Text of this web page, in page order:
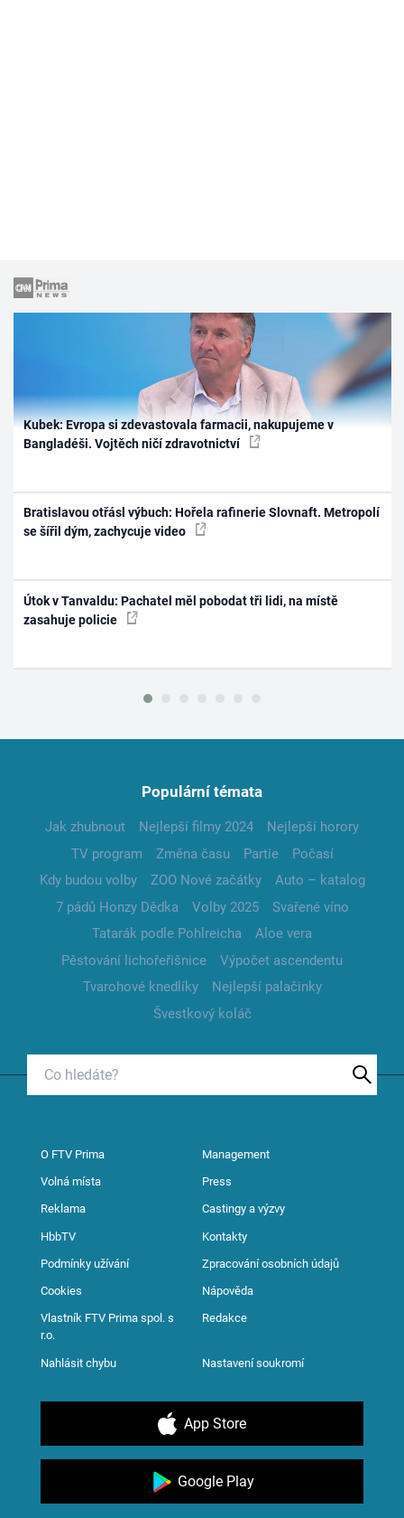
Kubek: Evropa si zdevastovala farmacii, nakupujeme v
Bangladéši. Vojtěch ničí zdravotnictví
Bratislavou otřásl výbuch: Hořela rafinerie Slovnaft. Metropolí
se šířil dým, zachycuje video
Útok v Tanvaldu: Pachatel měl pobodat tři lidi, na místě
zasahuje policie
Populární témata
Jak zhubnout Nejlepší filmy 2024
Nejlepší horory
TV program
Změna času Partie
Počasí
Kdy budou volby
ZOO Nové začátky
Auto – katalog
7 pádů Honzy Dědka
Volby 2025
Svařené víno
Tatarák podle Pohlreicha
Aloe vera
Pěstování lichořeřišnice
Výpočet ascendentu
Tvarohové knedlíky
Nejlepší palačinky
Švestkový koláč
O FTV Prima Management
Volná místa Press
Reklama Castingy a výzvy
HbbTV Kontakty
Podmínky užívání Zpracování osobních údajů
Cookies Nápověda
Vlastník FTV Prima spol. s
r.o.
Redakce
Nahlásit chybu Nastavení soukromí
App Store
Google Play